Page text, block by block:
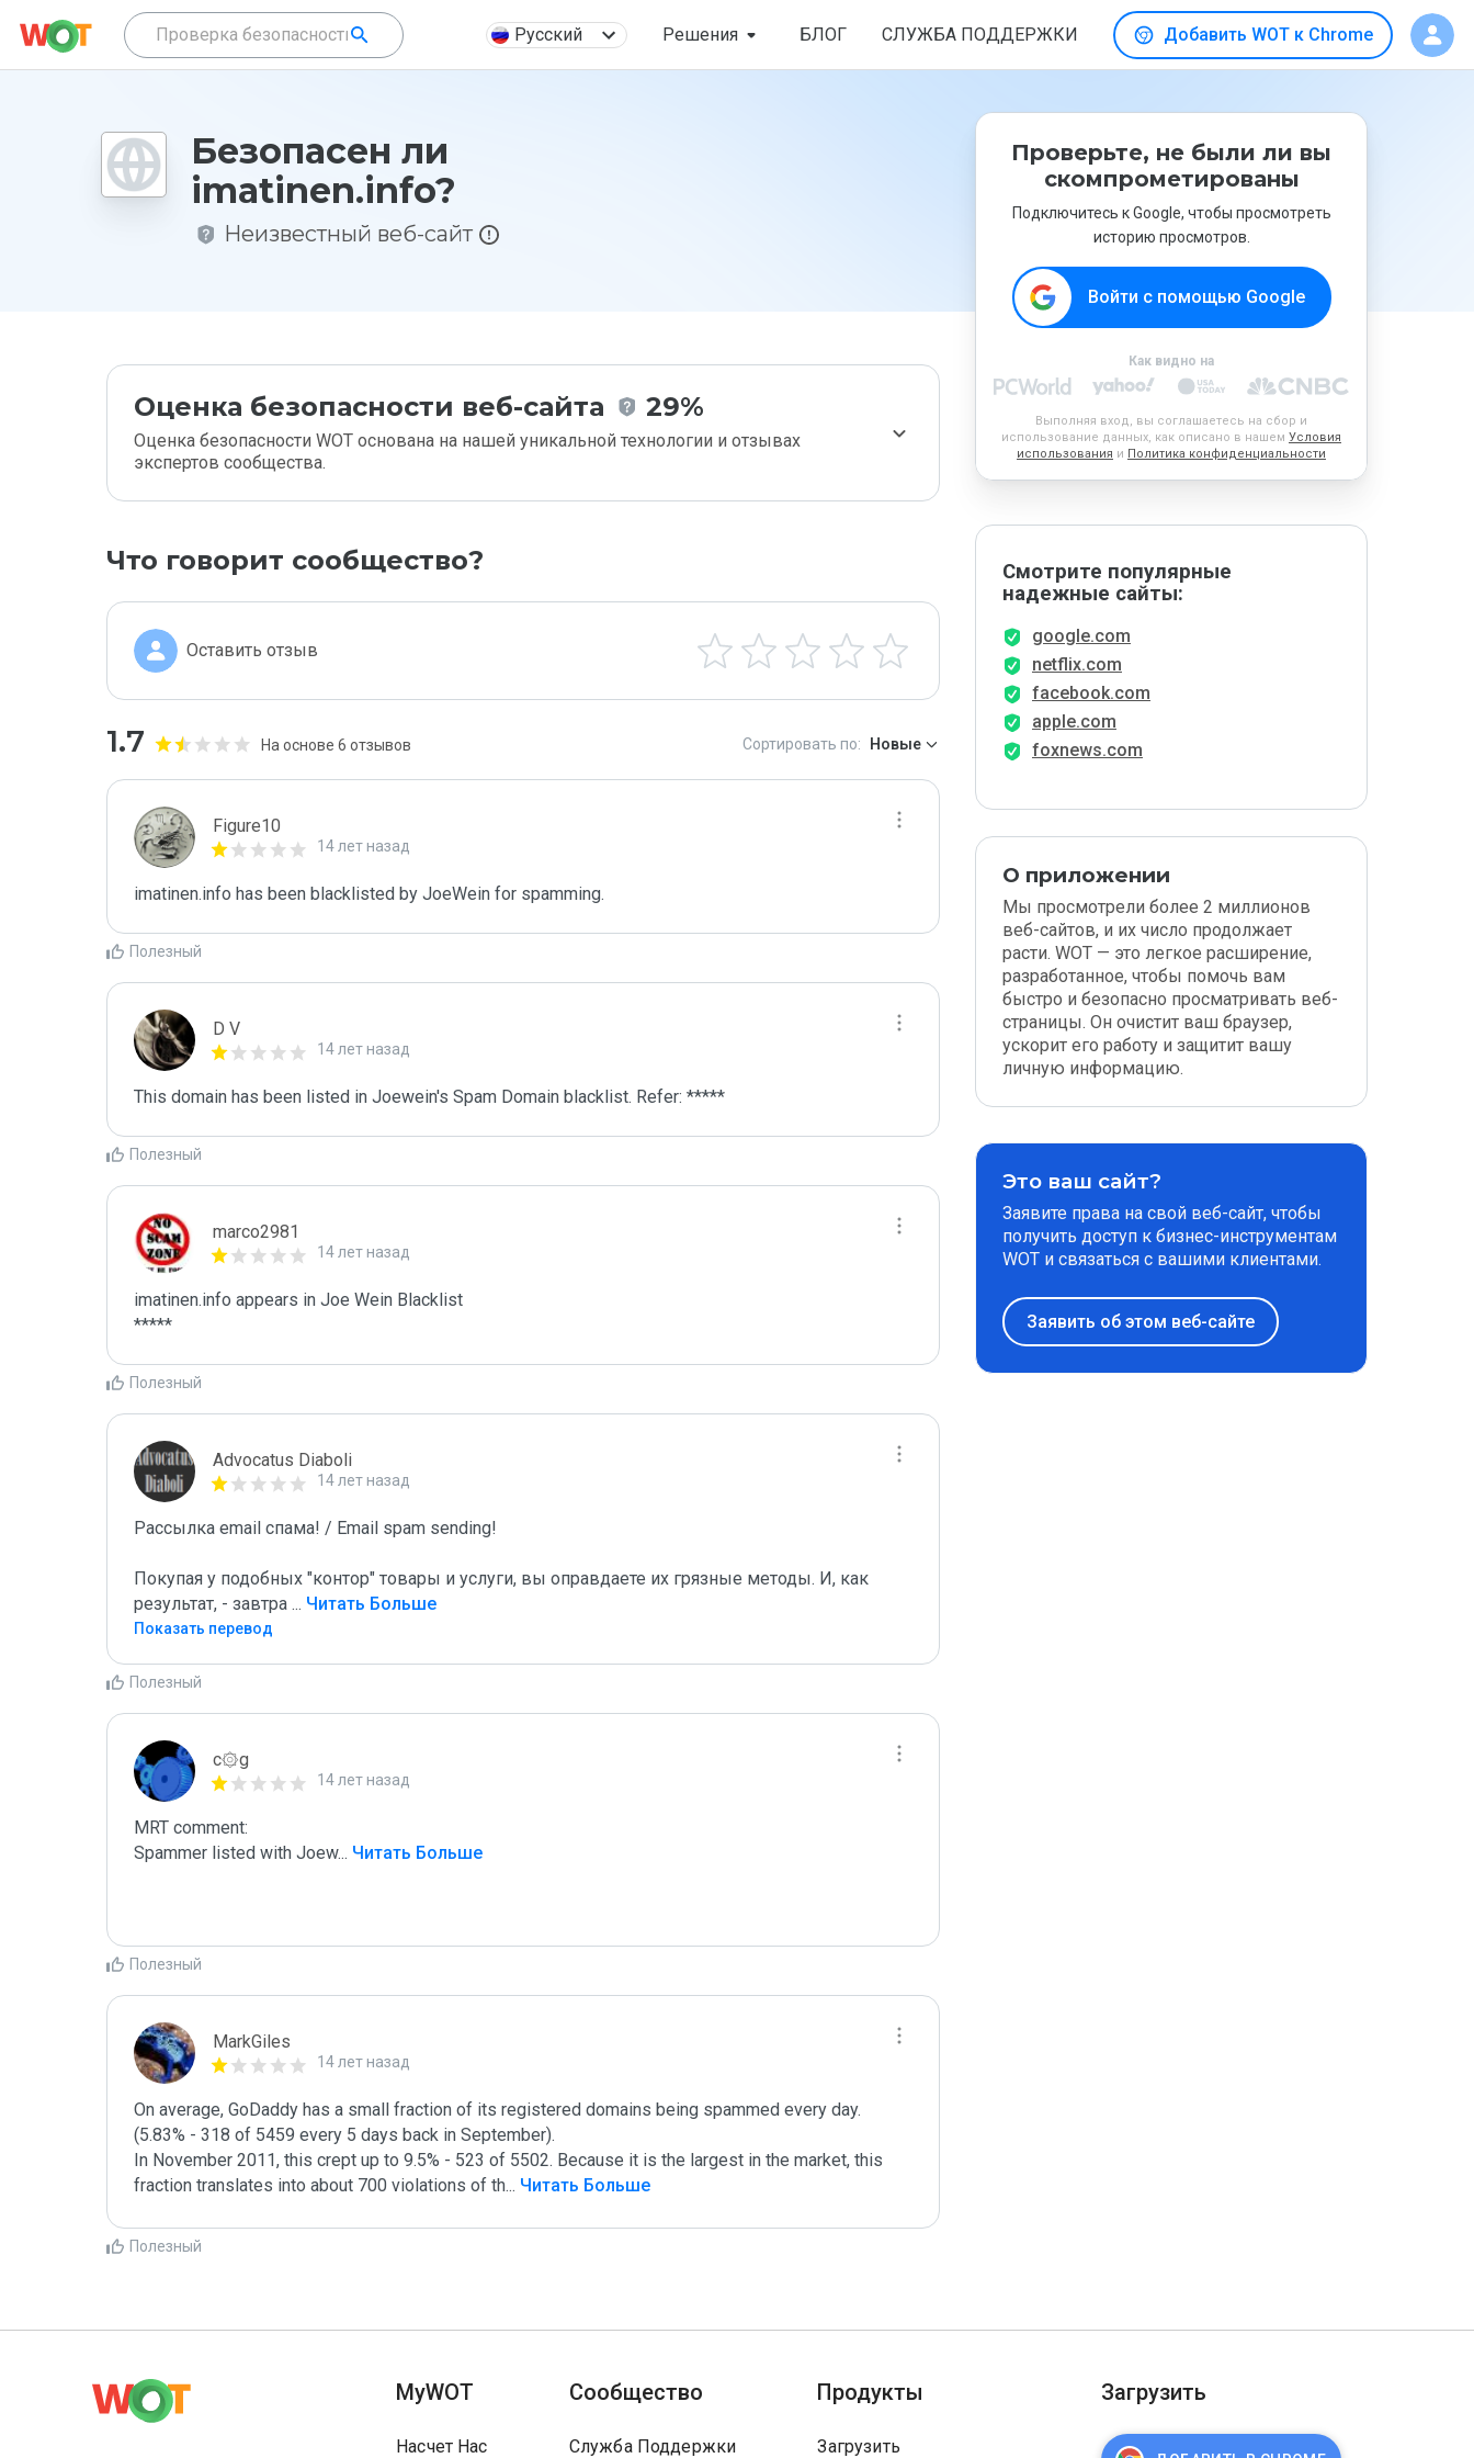
Русский Решения БЛОГ СЛУЖБА ПОДДЕРЖКИ Добавить WOT к Chrome
Безопасен ли
imatinen.info?
Неизвестный веб-сайт
Оценка безопасности веб-сайта 29%
Оценка безопасности WOT основана на нашей уникальной технологии и отзывах
экспертов сообщества.
Что говорит сообщество?
Оставить отзыв
1.7 На основе 6 отзывов Сортировать по: Новые
Figure10
14 лет назад
imatinen.info has been blacklisted by JoeWein for spamming.
Полезный
D V
14 лет назад
This domain has been listed in Joewein's Spam Domain blacklist. Refer: *****
Полезный
marco2981
14 лет назад
imatinen.info appears in Joe Wein Blacklist
*****
Полезный
Advocatus Diaboli
14 лет назад
Рассылка email спама! / Email spam sending!
Покупая у подобных "контор" товары и услуги, вы оправдаете их грязные методы. И, как
результат, - завтра ... Читать Больше
Показать перевод
Полезный
c۞g
14 лет назад
MRT comment:
Spammer listed with Joew... Читать Больше
Полезный
MarkGiles
14 лет назад
On average, GoDaddy has a small fraction of its registered domains being spammed every day.
(5.83% - 318 of 5459 every 5 days back in September).
In November 2011, this crept up to 9.5% - 523 of 5502. Because it is the largest in the market, this
fraction translates into about 700 violations of th... Читать Больше
Полезный
Проверьте, не были ли вы
скомпрометированы
Подключитесь к Google, чтобы просмотреть
историю просмотров.
Войти с помощью Google
Как видно на
Выполняя вход, вы соглашаетесь на сбор и
использование данных, как описано в нашем Условия
использования и Политика конфиденциальности
Смотрите популярные
надежные сайты:
google.com
netflix.com
facebook.com
apple.com
foxnews.com
О приложении
Мы просмотрели более 2 миллионов
веб-сайтов, и их число продолжает
расти. WOT — это легкое расширение,
разработанное, чтобы помочь вам
быстро и безопасно просматривать веб-
страницы. Он очистит ваш браузер,
ускорит его работу и защитит вашу
личную информацию.
Это ваш сайт?
Заявите права на свой веб-сайт, чтобы
получить доступ к бизнес-инструментам
WOT и связаться с вашими клиентами.
Заявить об этом веб-сайте
MyWOT
Насчет Нас
Сообщество
Служба Поддержки
Продукты
Загрузить
Загрузить